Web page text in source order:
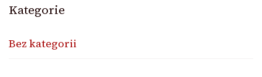
Kategorie
Bez kategorii